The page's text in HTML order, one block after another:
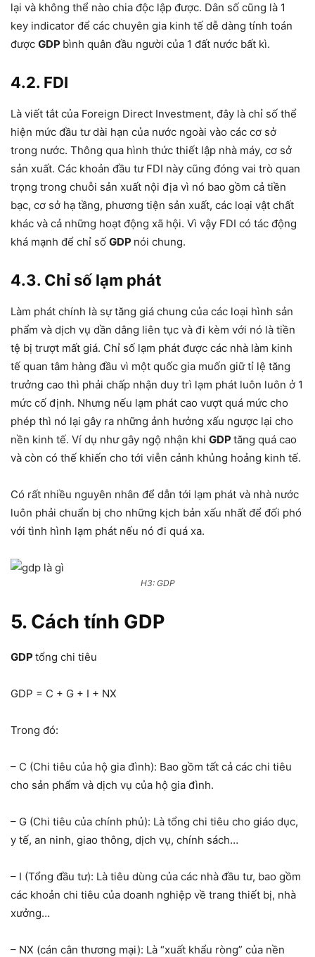
lại và không thể nào chia độc lập được. Dân số cũng là 1
key indicator để các chuyên gia kinh tế dễ dàng tính toán
được GDP bình quân đầu người của 1 đất nước bất kì.
4.2. FDI
Là viết tắt của Foreign Direct Investment, đây là chỉ số thể
hiện mức đầu tư dài hạn của nước ngoài vào các cơ sở
trong nước. Thông qua hình thức thiết lập nhà máy, cơ sở
sản xuất. Các khoản đầu tư FDI này cũng đóng vai trò quan
trọng trong chuỗi sản xuất nội địa vì nó bao gồm cả tiền
bạc, cơ sở hạ tầng, phương tiện sản xuất, các loại vật chất
khác và cả những hoạt động xã hội. Vì vậy FDI có tác động
khá mạnh để chỉ số GDP nói chung.
4.3. Chỉ số lạm phát
Làm phát chính là sự tăng giá chung của các loại hình sản
phẩm và dịch vụ dần dâng liên tục và đi kèm với nó là tiền
tệ bị trượt mất giá. Chỉ số lạm phát được các nhà làm kinh
tế quan tâm hàng đầu vì một quốc gia muốn giữ tỉ lệ tăng
trưởng cao thì phải chấp nhận duy trì lạm phát luôn luôn ở 1
mức cố định. Nhưng nếu lạm phát cao vượt quá mức cho
phép thì nó lại gây ra những ảnh hưởng xấu ngược lại cho
nền kinh tế. Ví dụ như gây ngộ nhận khi GDP tăng quá cao
và còn có thế khiến cho tới viễn cảnh khủng hoảng kinh tế.
Có rất nhiều nguyên nhân để dẫn tới lạm phát và nhà nước
luôn phải chuẩn bị cho những kịch bản xấu nhất để đối phó
với tình hình lạm phát nếu nó đi quá xa.
H3: GDP
5. Cách tính GDP
GDP tổng chi tiêu
GDP = C + G + I + NX
Trong đó:
– C (Chi tiêu của hộ gia đình): Bao gồm tất cả các chi tiêu
cho sản phẩm và dịch vụ của hộ gia đình.
– G (Chi tiêu của chính phủ): Là tổng chi tiêu cho giáo dục,
y tế, an ninh, giao thông, dịch vụ, chính sách…
– I (Tổng đầu tư): Là tiêu dùng của các nhà đầu tư, bao gồm
các khoản chi tiêu của doanh nghiệp về trang thiết bị, nhà
xưởng…
– NX (cán cân thương mại): Là “xuất khẩu ròng” của nền